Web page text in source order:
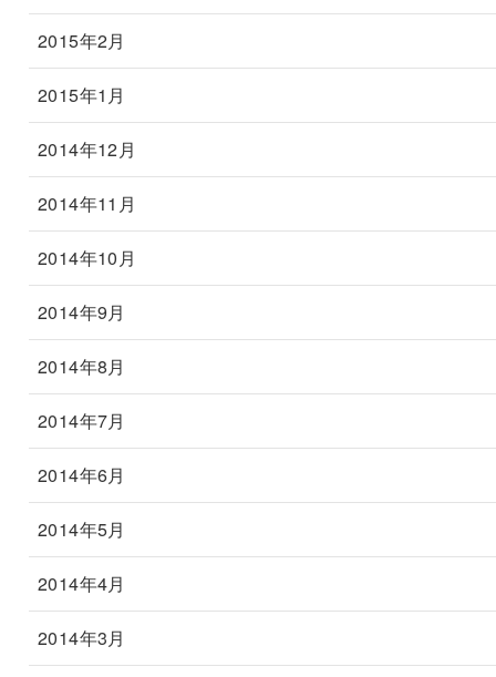
2015年2月
2015年1月
2014年12月
2014年11月
2014年10月
2014年9月
2014年8月
2014年7月
2014年6月
2014年5月
2014年4月
2014年3月